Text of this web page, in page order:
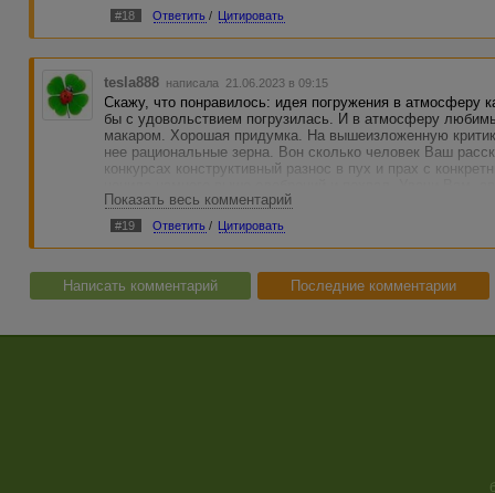
#18 Ответить / Цитировать
tesla888 написала 21.06.2023 в 09:15
Скажу, что понравилось: идея погружения в атмосферу
бы с удовольствием погрузилась. И в атмосферу
макаром. Хорошая придумка. На вышеизложенную
нее рациональные зерна. Вон сколько человек Ваш
конкурсах конструктивный разнос в пух и прах с
Показать весь комментарий
#19 Ответить / Цитировать
Написать комментарий Последние комментарии